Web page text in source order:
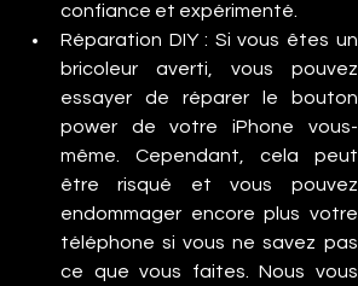
confiance et expérimenté.
Réparation DIY : Si vous êtes un
bricoleur averti, vous pouvez
essayer de réparer le bouton
power de votre iPhone vous-
même. Cependant, cela peut
être risqué et vous pouvez
endommager encore plus votre
téléphone si vous ne savez pas
ce que vous faites. Nous vous